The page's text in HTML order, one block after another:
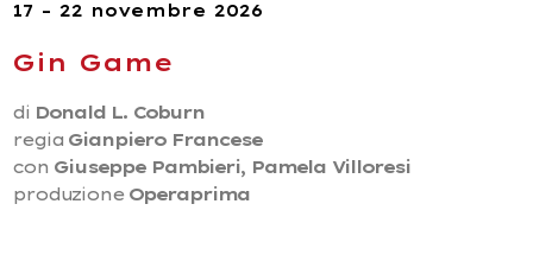
17 – 22 novembre 2026
Gin Game
di Donald L. Coburn
regia Gianpiero Francese
con Giuseppe Pambieri, Pamela Villoresi
produzione Operaprima